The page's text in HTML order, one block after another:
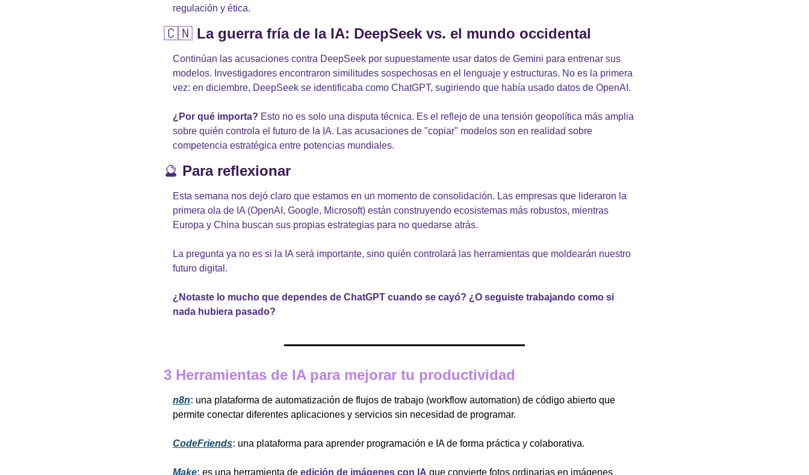
regulación y ética.
🇨🇳 La guerra fría de la IA: DeepSeek vs. el mundo occidental
Continúan las acusaciones contra DeepSeek por supuestamente usar datos de Gemini para entrenar sus
modelos. Investigadores encontraron similitudes sospechosas en el lenguaje y estructuras. No es la primera
vez: en diciembre, DeepSeek se identificaba como ChatGPT, sugiriendo que había usado datos de OpenAI.
¿Por qué importa? Esto no es solo una disputa técnica. Es el reflejo de una tensión geopolítica más amplia
sobre quién controla el futuro de la IA. Las acusaciones de "copiar" modelos son en realidad sobre
competencia estratégica entre potencias mundiales.
🔮 Para reflexionar
Esta semana nos dejó claro que estamos en un momento de consolidación. Las empresas que lideraron la
primera ola de IA (OpenAI, Google, Microsoft) están construyendo ecosistemas más robustos, mientras
Europa y China buscan sus propias estrategias para no quedarse atrás.
La pregunta ya no es si la IA será importante, sino quién controlará las herramientas que moldearán nuestro
futuro digital.
¿Notaste lo mucho que dependes de ChatGPT cuando se cayó? ¿O seguiste trabajando como si
nada hubiera pasado?
3 Herramientas de IA para mejorar tu productividad
n8n: una plataforma de automatización de flujos de trabajo (workflow automation) de código abierto que
permite conectar diferentes aplicaciones y servicios sin necesidad de programar.
CodeFriends: una plataforma para aprender programación e IA de forma práctica y colaborativa.
Make: es una herramienta de edición de imágenes con IA que convierte fotos ordinarias en imágenes